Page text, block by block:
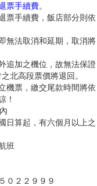
票手續費。
票手續費，飯店部分則依
無法取消和延期，取消將
追加之機位，故無法保證
北高段票價將退回。
機票，繳交尾款時間將依
！
日算起，有六個月以上之
班
０２２９９９